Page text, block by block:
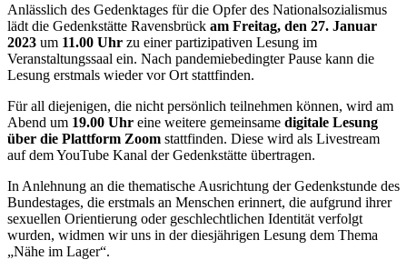
Anlässlich des Gedenktages für die Opfer des Nationalsozialismus
lädt die Gedenkstätte Ravensbrück am Freitag, den 27. Januar
2023 um 11.00 Uhr zu einer partizipativen Lesung im
Veranstaltungssaal ein. Nach pandemiebedingter Pause kann die
Lesung erstmals wieder vor Ort stattfinden.
Für all diejenigen, die nicht persönlich teilnehmen können, wird am
Abend um 19.00 Uhr eine weitere gemeinsame digitale Lesung
über die Plattform Zoom stattfinden. Diese wird als Livestream
auf dem YouTube Kanal der Gedenkstätte übertragen.
In Anlehnung an die thematische Ausrichtung der Gedenkstunde des
Bundestages, die erstmals an Menschen erinnert, die aufgrund ihrer
sexuellen Orientierung oder geschlechtlichen Identität verfolgt
wurden, widmen wir uns in der diesjährigen Lesung dem Thema
„Nähe im Lager“.